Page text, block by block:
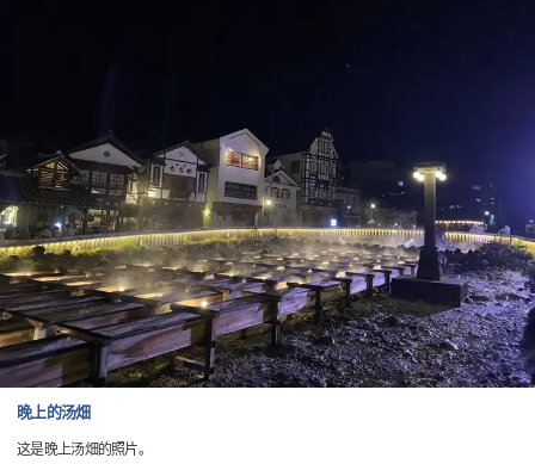
晚上的汤畑
这是晚上汤畑的照片。